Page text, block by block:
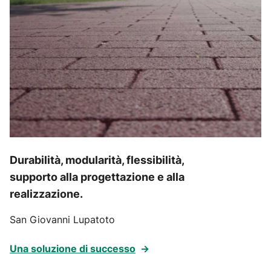
Durabilità, modularità, flessibilità,
supporto alla progettazione e alla
realizzazione.
San Giovanni Lupatoto
Una soluzione di successo →